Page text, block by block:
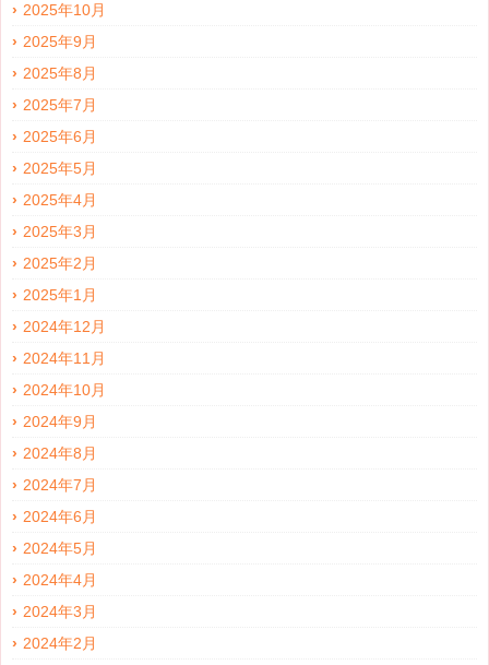
2025年10月
2025年9月
2025年8月
2025年7月
2025年6月
2025年5月
2025年4月
2025年3月
2025年2月
2025年1月
2024年12月
2024年11月
2024年10月
2024年9月
2024年8月
2024年7月
2024年6月
2024年5月
2024年4月
2024年3月
2024年2月